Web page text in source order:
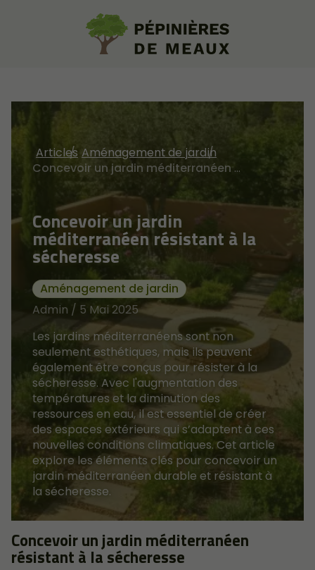
Articles Aménagement de jardin
Concevoir un jardin méditerranéen résistant à la sécheresse
Concevoir un jardin
méditerranéen résistant à la
sécheresse
Aménagement de jardin
Admin / 5 Mai 2025
Les jardins méditerranéens sont non
seulement esthétiques, mais ils peuvent
également être conçus pour résister à la
sécheresse. Avec l'augmentation des
températures et la diminution des
ressources en eau, il est essentiel de créer
des espaces extérieurs qui s’adaptent à ces
nouvelles conditions climatiques. Cet article
explore les éléments clés pour concevoir un
jardin méditerranéen durable et résistant à
la sécheresse.
Concevoir un jardin méditerranéen
résistant à la sécheresse